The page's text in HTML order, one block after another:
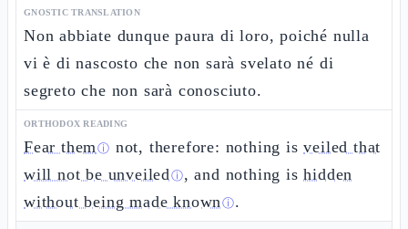
GNOSTIC TRANSLATION
Non abbiate dunque paura di loro, poiché nulla
vi è di nascosto che non sarà svelato né di
segreto che non sarà conosciuto.
ORTHODOX READING
Fear themⓘ not, therefore: nothing isveiled that
will not be unveiledⓘ, and nothing ishidden
without being made knownⓘ.